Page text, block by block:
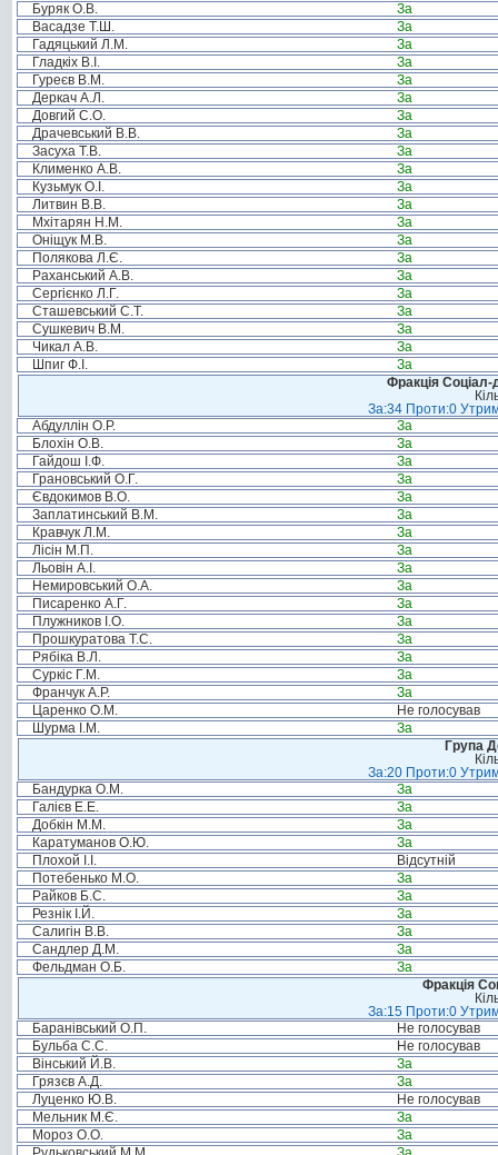
Буряк О.В.
За
Васадзе Т.Ш.
За
Гадяцький Л.М.
За
Гладкіх В.І.
За
Гуреєв В.М.
За
Деркач А.Л.
За
Довгий С.О.
За
Драчевський В.В.
За
Засуха Т.В.
За
Клименко А.В.
За
Кузьмук О.І.
За
Литвин В.В.
За
Мхітарян Н.М.
За
Оніщук М.В.
За
Полякова Л.Є.
За
Раханський А.В.
За
Сергієнко Л.Г.
За
Сташевський С.Т.
За
Сушкевич В.М.
За
Чикал А.В.
За
Шпиг Ф.І.
За
Фракція Соціал-
За:34 Проти:0
Абдуллін О.Р.
За
Блохін О.В.
За
Гайдош І.Ф.
За
Грановський О.Г.
За
Євдокимов В.О.
За
Заплатинський В.М.
За
Кравчук Л.М.
За
Лісін М.П.
За
Льовін А.І.
За
Немировський О.А.
За
Писаренко А.Г.
За
Плужников І.О.
За
Прошкуратова Т.С.
За
Рябіка В.Л.
За
Суркіс Г.М.
За
Франчук А.Р.
За
Царенко О.М.
Не голосував
Шурма І.М.
За
Група
За:20 Проти:0
Бандурка О.М.
За
Галієв Е.Е.
За
Добкін М.М.
За
Каратуманов О.Ю.
За
Плохой І.І.
Відсутній
Потебенько М.О.
За
Райков Б.С.
За
Резнік І.Й.
За
Салигін В.В.
За
Сандлер Д.М.
За
Фельдман О.Б.
За
Фракція
За:15 Проти:0
Баранівський О.П.
Не голосував
Бульба С.С.
Не голосував
Вінський Й.В.
За
Грязєв А.Д.
За
Луценко Ю.В.
Не голосував
Мельник М.Є.
За
Мороз О.О.
За